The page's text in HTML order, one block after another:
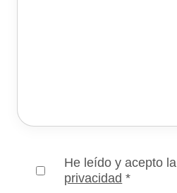
He leído y acepto la
privacidad *